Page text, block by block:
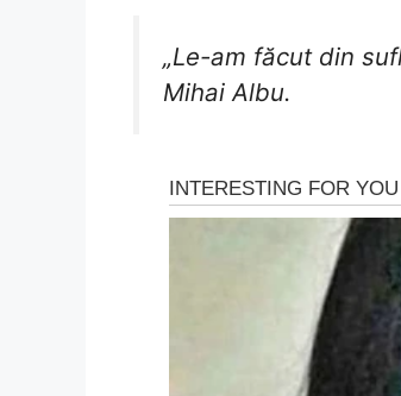
„Le-am făcut din
Mihai Albu.